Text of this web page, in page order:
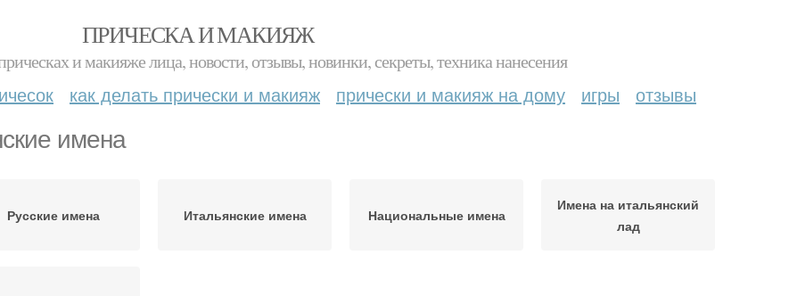
ПРИЧЕСКА И МАКИЯЖ
и макияже лица, новости, отзывы, новинки, секреты, техника нанесения
как делать прически и макияж прически и макияж на дому игры отзывы
имена
Русские имена Итальянские имена Национальные имена
Имена на итальянский
лад